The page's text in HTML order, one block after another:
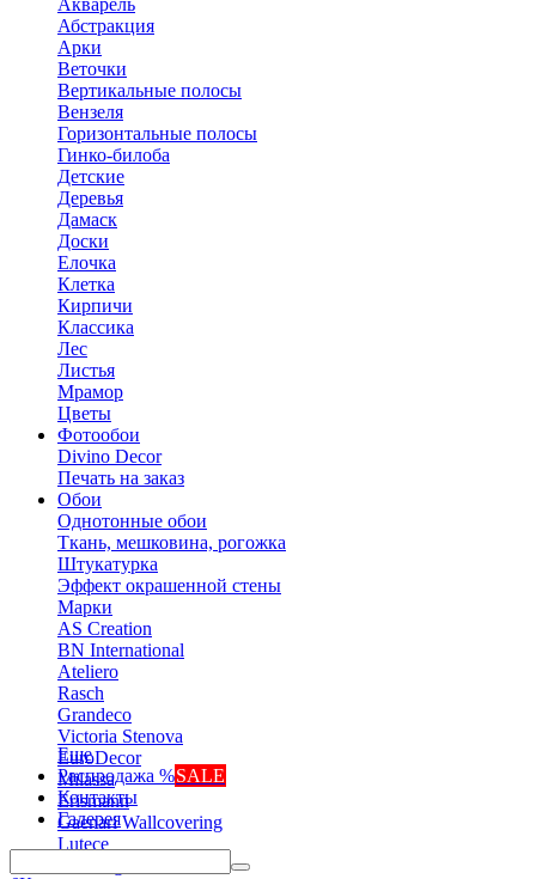
Акварель
Абстракция
Арки
Веточки
Вертикальные полосы
Вензеля
Горизонтальные полосы
Гинко-билоба
Детские
Деревья
Дамаск
Доски
Елочка
Клетка
Кирпичи
Классика
Лес
Листья
Мрамор
Цветы
Фотообои
Divino Decor
Печать на заказ
Обои
Однотонные обои
Ткань, мешковина, рогожка
Штукатурка
Эффект окрашенной стены
Марки
AS Creation
BN International
Ateliero
Rasch
Grandeco
Victoria Stenova
EuroDecor
Milassa
Erismann
Gaenari Wallcovering
Lutece
Еще
Распродажа %SALE
Контакты
Галерея